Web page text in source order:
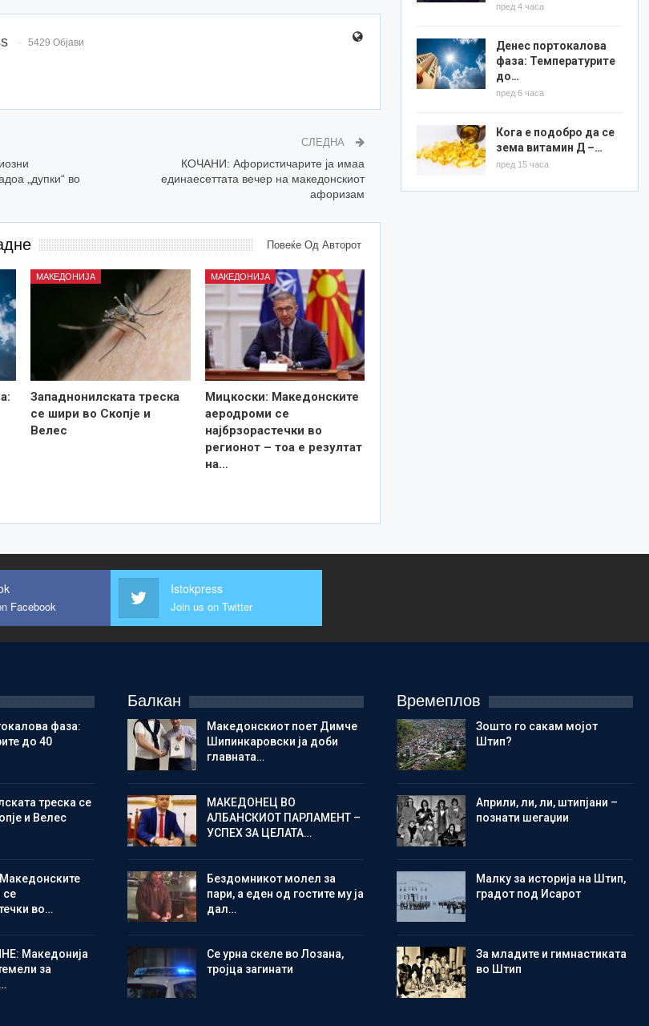
5429 Објави
„дупки“ во
СЛЕДНА
КОЧАНИ: Афористичарите ја имаа
единаесеттата вечер на македонскиот
афоризам
Повеќе Од Авторот
МАКЕДОНИЈА
Западнонилската треска
се шири во Скопје и
Велес
МАКЕДОНИЈА
Мицкоски: Македонските
аеродроми се
најбрзорастечки во
регионот – тоа е резултат
на…
пред 4 часа
Денес портокалова
фаза: Температурите
до…
пред 6 часа
Кога е подобро да се
зема витамин Д –…
пред 15 часа
Facebook
Istokpress
Join us on Twitter
фаза:
до 40
треска се
и Велес
се
во…
Македонија
за
Балкан
Македонскиот поет Димче
Шипинкаровски ја доби
главната…
МАКЕДОНЕЦ ВО
АЛБАНСКИОТ ПАРЛАМЕНТ –
УСПЕХ ЗА ЦЕЛАТА…
Бездомникот молел за
пари, а еден од гостите му ја
дал…
Се урна скеле во Лозана,
тројца загинати
Времеплов
Зошто го сакам мојот
Штип?
Aприли, ли, ли, штипјани –
познати шегаџии
Малку за историја на Штип,
градот под Исарот
Зa младите и гимнастиката
во Штип